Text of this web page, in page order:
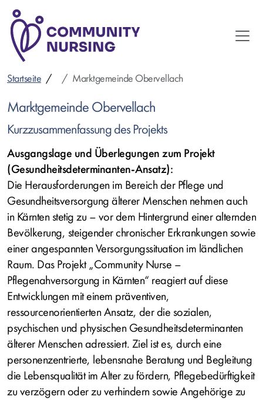
Direkt
zum
Inhalt
Startseite Marktgemeinde Obervellach
Marktgemeinde Obervellach
Kurzzusammenfassung des Projekts
Ausgangslage und Überlegungen zum Projekt
(Gesundheitsdeterminanten-Ansatz):
Die Herausforderungen im Bereich der Pflege und
Gesundheitsversorgung älterer Menschen nehmen auch
in Kärnten stetig zu – vor dem Hintergrund einer alternden
Bevölkerung, steigender chronischer Erkrankungen sowie
einer angespannten Versorgungssituation im ländlichen
Raum. Das Projekt „Community Nurse –
Pflegenahversorgung in Kärnten“ reagiert auf diese
Entwicklungen mit einem präventiven,
ressourcenorientierten Ansatz, der die sozialen,
psychischen und physischen Gesundheitsdeterminanten
älterer Menschen adressiert. Ziel ist es, durch eine
personenzentrierte, lebensnahe Beratung und Begleitung
die Lebensqualität im Alter zu fördern, Pflegebedürftigkeit
zu verzögern oder zu verhindern sowie Angehörige zu